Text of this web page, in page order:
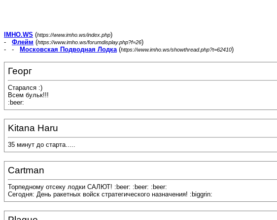
IMHO.WS (https://www.imho.ws/index.php)
- Флейм (https://www.imho.ws/forumdisplay.php?f=26)
- -
Московская Подводная Лодка(https://www.imho.ws/showthread.php?t=62410)
Георг
Старался :)
Всем бульк!!!
:beer:
Kitana Haru
35 минут до старта.....
Cartman
Торпедному отсеку лодки САЛЮТ! :beer: :beer: :beer:
Сегодня: День ракетных войск стратегического назначения! :biggrin: